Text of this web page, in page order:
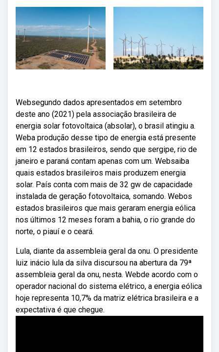
Websegundo dados apresentados em setembro
deste ano (2021) pela associação brasileira de
energia solar fotovoltaica (absolar), o brasil atingiu a.
Weba produção desse tipo de energia está presente
em 12 estados brasileiros, sendo que sergipe, rio de
janeiro e paraná contam apenas com um. Websaiba
quais estados brasileiros mais produzem energia
solar. País conta com mais de 32 gw de capacidade
instalada de geração fotovoltaica, somando. Webos
estados brasileiros que mais geraram energia eólica
nos últimos 12 meses foram a bahia, o rio grande do
norte, o piauí e o ceará.
Lula, diante da assembleia geral da onu. O presidente
luiz inácio lula da silva discursou na abertura da 79ª
assembleia geral da onu, nesta. Webde acordo com o
operador nacional do sistema elétrico, a energia eólica
hoje representa 10,7% da matriz elétrica brasileira e a
expectativa é que chegue.